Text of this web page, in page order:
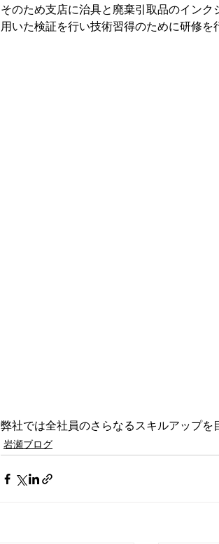
そのため支店に治具と廃棄引取品のイン
用いた検証を行い技術習得のために研修を
弊社では全社員のさらなるスキルアップを
岩瀬ブログ